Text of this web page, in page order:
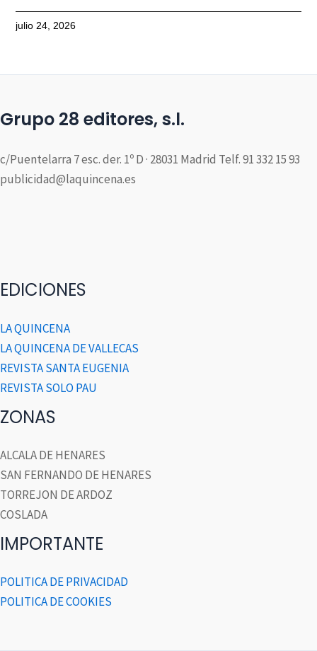
julio 24, 2026
Grupo 28 editores, s.l.
c/Puentelarra 7 esc. der. 1º D · 28031 Madrid Telf. 91 332 15 93
publicidad@laquincena.es
EDICIONES
LA QUINCENA
LA QUINCENA DE VALLECAS
REVISTA SANTA EUGENIA
REVISTA SOLO PAU
ZONAS
ALCALA DE HENARES
SAN FERNANDO DE HENARES
TORREJON DE ARDOZ
COSLADA
IMPORTANTE
POLITICA DE PRIVACIDAD
POLITICA DE COOKIES